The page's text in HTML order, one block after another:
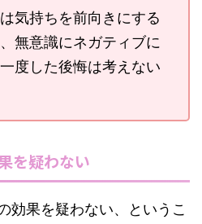
気持ちを前向きにする
無意識にネガティブに
度した後悔は考えない
を疑わない
効果を疑わない、というこ